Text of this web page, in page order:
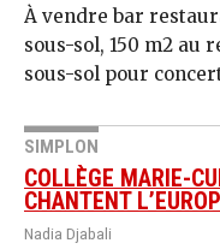
À vendre bar
sous-sol, 150 m2 au
sous-sol pour
SIMPLON
COLLÈGE MARIE-
CHANTENT
Nadia Djabali